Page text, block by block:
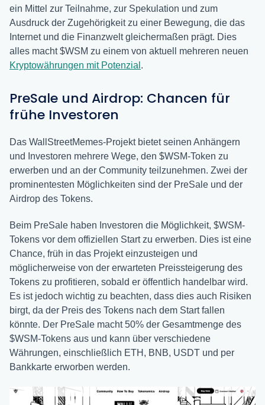
ein Mittel zur Teilnahme, zur Spekulation und zum
Ausdruck der Zugehörigkeit zu einer Bewegung, die das
Internet und die Finanzwelt gleichermaßen prägt. Dies
alles macht $WSM zu einem von aktuell mehreren neuen
Kryptowährungen mit Potenzial .
PreSale und Airdrop: Chancen für
frühe Investoren
Das WallStreetMemes-Projekt bietet seinen Anhängern
und Investoren mehrere Wege, den $WSM-Token zu
erwerben und an der Community teilzunehmen. Zwei der
prominentesten Möglichkeiten sind der PreSale und der
Airdrop des Tokens.
Beim PreSale haben Investoren die Möglichkeit, $WSM-
Tokens vor dem offiziellen Start zu erwerben. Dies ist eine
Chance, früh in das Projekt einzusteigen und
möglicherweise von der erwarteten Preissteigerung des
Tokens zu profitieren, sobald er öffentlich handelbar wird.
Es ist jedoch wichtig zu beachten, dass dies auch Risiken
birgt, da der Preis des Tokens nach dem Start fallen
könnte. Der PreSale macht 50% der Gesamtmenge des
$WSM-Tokens aus und kann über verschiedene
Währungen, einschließlich ETH, BNB, USDT und per
Bankkarte erworben werden.